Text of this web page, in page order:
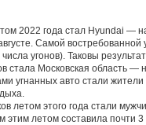
2022 года стал Hyundai —
Самой востребованной
угонов). Таковы
стала Московская область
угнанных авто стали
летом этого года стали
этим летом составила почти